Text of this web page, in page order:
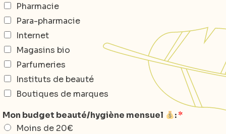
Pharmacie
Para-pharmacie
Internet
Magasins bio
Parfumeries
Instituts de beauté
Boutiques de marques
Mon budget beauté/hygiène mensuel
:*
Moins de 20€